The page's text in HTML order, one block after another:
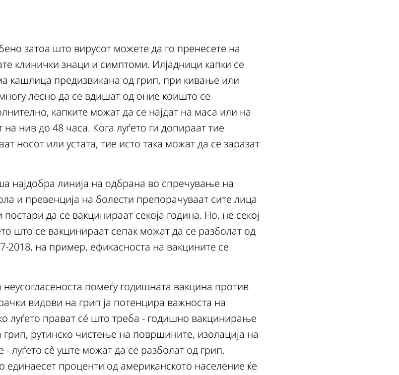
затоа што вирусот можете да го пренесете на
клинички знаци и симптоми. Илјадници капки се
кашлица предизвикана од грип, при кивање или
лесно да се вдишат од оние коишто се
капките можат да се најдат на маса или на
нив до 48 часа. Кога луѓето ги допираат тие
носот или устата, тие исто така можат да се заразат
најдобра линија на одбрана во спречување на
и превенција на болести препорачуваат сите лица
да се вакцинираат секоја година. Но, не секој
што се вакцинираат сепак можат да се разболат од
2018, на пример, ефикасноста на вакцините се
помеѓу годишната вакцина против
видови на грип ја потенцира важноста на
луѓето прават сé што треба - годишно вакцинирање
грип, рутинско чистење на површините, изолација на
луѓето сè уште можат да се разболат од грип.
единаесет проценти од американското население ќе